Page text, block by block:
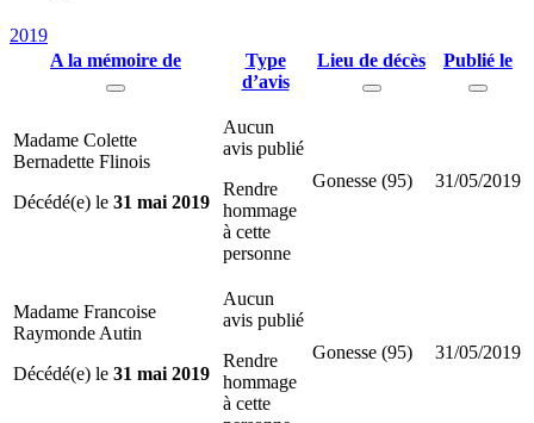
2019
A la mémoire de
Type
d’avis
Lieu de décès Publié le
Madame Colette
Bernadette Flinois
Décédé(e) le 31 mai 2019
Aucun
avis publié
Rendre
hommage
à cette
personne
Gonesse (95) 31/05/2019
Madame Francoise
Raymonde Autin
Décédé(e) le 31 mai 2019
Aucun
avis publié
Rendre
hommage
à cette
Gonesse (95) 31/05/2019